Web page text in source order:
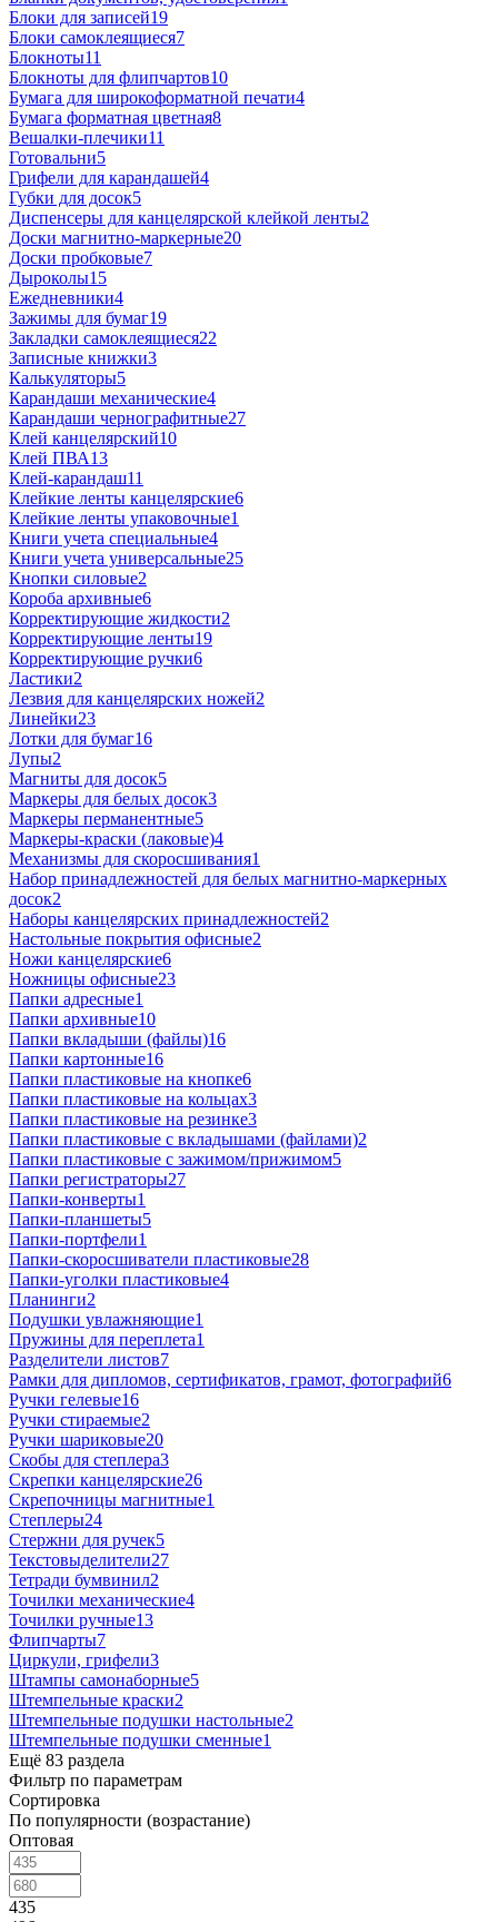
Блоки для записей19
Блоки самоклеящиеся7
Блокноты11
Блокноты для флипчартов10
Бумага для широкоформатной печати4
Бумага форматная цветная8
Вешалки-плечики11
Готовальни5
Грифели для карандашей4
Губки для досок5
Диспенсеры для канцелярской клейкой ленты2
Доски магнитно-маркерные20
Доски пробковые7
Дыроколы15
Ежедневники4
Зажимы для бумаг19
Закладки самоклеящиеся22
Записные книжки3
Калькуляторы5
Карандаши механические4
Карандаши чернографитные27
Клей канцелярский10
Клей ПВА13
Клей-карандаш11
Клейкие ленты канцелярские6
Клейкие ленты упаковочные1
Книги учета специальные4
Книги учета универсальные25
Кнопки силовые2
Короба архивные6
Корректирующие жидкости2
Корректирующие ленты19
Корректирующие ручки6
Ластики2
Лезвия для канцелярских ножей2
Линейки23
Лотки для бумаг16
Лупы2
Магниты для досок5
Маркеры для белых досок3
Маркеры перманентные5
Маркеры-краски (лаковые)4
Механизмы для скоросшивания1
Набор принадлежностей для белых магнитно-маркерных
досок2
Наборы канцелярских принадлежностей2
Настольные покрытия офисные2
Ножи канцелярские6
Ножницы офисные23
Папки адресные1
Папки архивные10
Папки вкладыши (файлы)16
Папки картонные16
Папки пластиковые на кнопке6
Папки пластиковые на кольцах3
Папки пластиковые на резинке3
Папки пластиковые с вкладышами (файлами)2
Папки пластиковые с зажимом/прижимом5
Папки регистраторы27
Папки-конверты1
Папки-планшеты5
Папки-портфели1
Папки-скоросшиватели пластиковые28
Папки-уголки пластиковые4
Планинги2
Подушки увлажняющие1
Пружины для переплета1
Разделители листов7
Рамки для дипломов, сертификатов, грамот, фотографий6
Ручки гелевые16
Ручки стираемые2
Ручки шариковые20
Скобы для степлера3
Скрепки канцелярские26
Скрепочницы магнитные1
Степлеры24
Стержни для ручек5
Текстовыделители27
Тетради бумвинил2
Точилки механические4
Точилки ручные13
Флипчарты7
Циркули, грифели3
Штампы самонаборные5
Штемпельные краски2
Штемпельные подушки настольные2
Штемпельные подушки сменные1
Ещё 83 раздела
Фильтр по параметрам
Сортировка
По популярности (возрастание)
Оптовая
435